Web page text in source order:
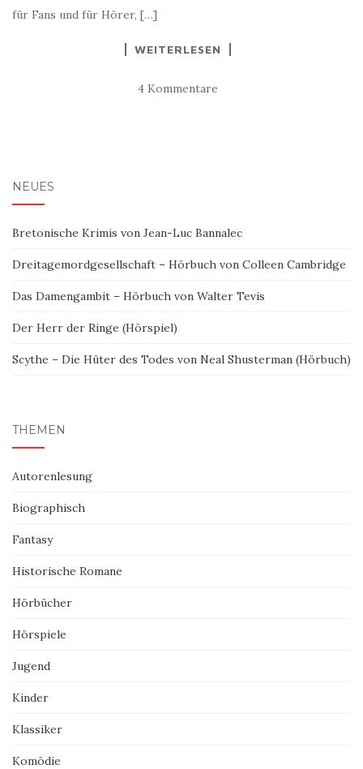
für Fans und für Hörer, […]
WEITERLESEN
4 Kommentare
NEUES
Bretonische Krimis von Jean-Luc Bannalec
Dreitagemordgesellschaft – Hörbuch von Colleen Cambridge
Das Damengambit – Hörbuch von Walter Tevis
Der Herr der Ringe (Hörspiel)
Scythe – Die Hüter des Todes von Neal Shusterman (Hörbuch)
THEMEN
Autorenlesung
Biographisch
Fantasy
Historische Romane
Hörbücher
Hörspiele
Jugend
Kinder
Klassiker
Komödie